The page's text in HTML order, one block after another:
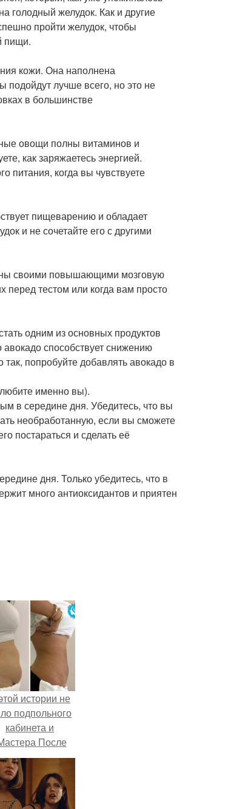
голодный желудок. Как и другие
пройти желудок, чтобы
пищи.
кожи. Она наполнена
подойдут лучше всего, но это не
в большинстве
овощи полны витаминов и
как заряжаетесь энергией.
питания, когда вы чувствуете
пищеварению и обладает
и не сочетайте его с другими
своими повышающими мозговую
тестом или когда вам просто
одним из основных продуктов
способствует снижению
попробуйте добавлять авокадо в
именно вы).
в середине дня. Убедитесь, что вы
необработанную, если вы сможете
постараться и сделать её
дня. Только убедитесь, что в
много антиоксидантов и приятен
истории не
подпольного
кабинета и
После
Курсов".